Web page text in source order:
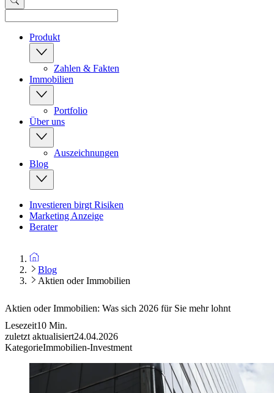
Produkt
Zahlen & Fakten
Immobilien
Portfolio
Über uns
Auszeichnungen
Blog
Investieren birgt Risiken
Marketing Anzeige
Berater
Blog
Aktien oder Immobilien
Aktien oder Immobilien: Was sich 2026 für Sie mehr lohnt
Lesezeit10 Min.
zuletzt aktualisiert24.04.2026
KategorieImmobilien-Investment